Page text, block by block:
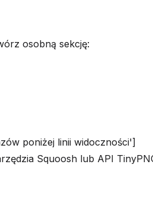
osobną sekcję:
poniżej linii widoczności']
Squoosh lub API